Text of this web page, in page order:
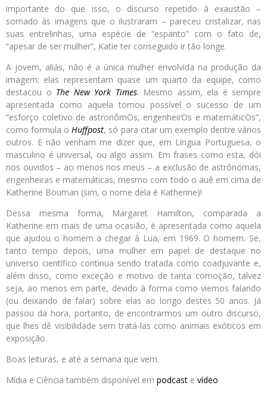
importante do que isso, o discurso repetido à exaustão –
somado às imagens que o ilustraram – pareceu cristalizar, nas
suas entrelinhas, uma espécie de “espanto” com o fato de,
“apesar de ser mulher”, Katie ter conseguido ir tão longe.
A jovem, aliás, não é a única mulher envolvida na produção da
imagem: elas representam quase um quarto da equipe, como
destacou o The New York Times. Mesmo assim, ela é sempre
apresentada como aquela tornou possível o sucesso de um
“esforço coletivo de astronômOs, engenheirOs e matemáticOs”,
como formula o Huffpost, só para citar um exemplo dentre vários
outros. E não venham me dizer que, em Língua Portuguesa, o
masculino é universal, ou algo assim. Em frases como esta, dói
nos ouvidos – ao menos nos meus – a exclusão de astrônomas,
engenheiras e matemáticas, mesmo com todo o auê em cima de
Katherine Bouman (sim, o nome dela é Katherine)!
Dessa mesma forma, Margaret Hamilton, comparada a
Katherine em mais de uma ocasião, é apresentada como aquela
que ajudou o homem a chegar à Lua, em 1969. O homem. Se,
tanto tempo depois, uma mulher em papel de destaque no
universo científico continua sendo tratada como coadjuvante e,
além disso, como exceção e motivo de tanta comoção, talvez
seja, ao menos em parte, devido à forma como viemos falando
(ou deixando de falar) sobre elas ao longo destes 50 anos. Já
passou da hora, portanto, de encontrarmos um outro discurso,
que lhes dê visibilidade sem tratá-las como animais exóticos em
exposição.
Boas leituras, e até a semana que vem.
Mídia e Ciência também disponível em podcast e vídeo